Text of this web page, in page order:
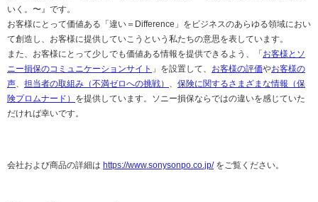
いく。〜』です。
お客様にとって価値ある「違い＝Difference」をビジネスのあらゆる領域におい
て創造し、お客様に提供していこうという私たちの意思を表しています。
また、お客様にとって少しでも価値ある情報を提供できるよう、「お客様とソ
ニー損保のコミュニケーションサイト 」を設置して、 お客様の評価やお客様の
声
担当者の取組み（不満ゼロへの挑戦）
保険に関するさまざまな情報（保
険プロムナード） を提供しています。ソニー損保ならではの違いを感じていた
だければ幸いです。
会社および商品の詳細は https://www.sonysonpo.co.jp/をご覧ください。